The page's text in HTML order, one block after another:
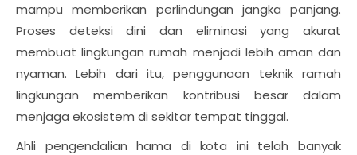
mampu memberikan perlindungan jangka panjang.
Proses deteksi dini dan eliminasi yang akurat
membuat lingkungan rumah menjadi lebih aman dan
nyaman. Lebih dari itu, penggunaan teknik ramah
lingkungan memberikan kontribusi besar dalam
menjaga ekosistem di sekitar tempat tinggal.
Ahli pengendalian hama di kota ini telah banyak